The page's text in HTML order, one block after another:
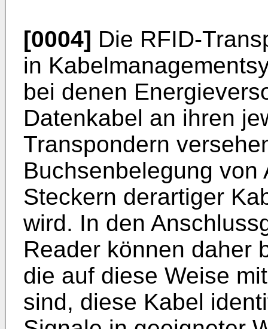
[0004] Die RFID-
in
bei denen
Datenkabel an ihren
Transpondern
Buchsenbelegung
Steckern derartiger
wird. In den
Reader können daher
die auf diese Weise
sind, diese Kabel